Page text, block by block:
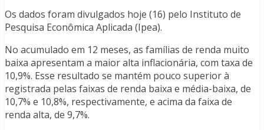
Os dados foram divulgados hoje (16) pelo Instituto de
Pesquisa Econômica Aplicada (Ipea).
No acumulado em 12 meses, as famílias de renda muito
baixa apresentam a maior alta inflacionária, com taxa de
10,9%. Esse resultado se mantém pouco superior à
registrada pelas faixas de renda baixa e média-baixa, de
10,7% e 10,8%, respectivamente, e acima da faixa de
renda alta, de 9,7%.